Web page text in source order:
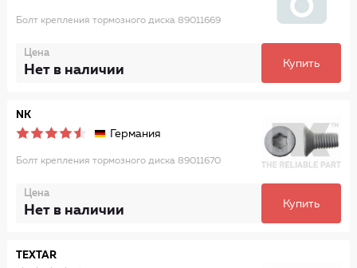
Болт крепления тормозного диска 89011669
Цена
Нет в наличии Купить
NK
Германия
Болт крепления тормозного диска 89011670
Цена
Нет в наличии Купить
TEXTAR